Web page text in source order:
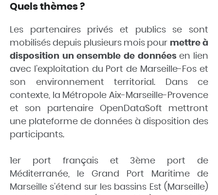
Quels thèmes ?
Les partenaires privés et publics se sont
mobilisés depuis plusieurs mois pour mettre à
disposition un ensemble de donnéesen lien
avec l’exploitation du Port de Marseille-Fos et
son environnement territorial. Dans ce
contexte, la Métropole Aix-Marseille-Provence
et son partenaire OpenDataSoft mettront
une plateforme de données à disposition des
participants.
1er port français et 3ème port de
Méditerranée, le Grand Port Maritime de
Marseille s’étend sur les bassins Est (Marseille)